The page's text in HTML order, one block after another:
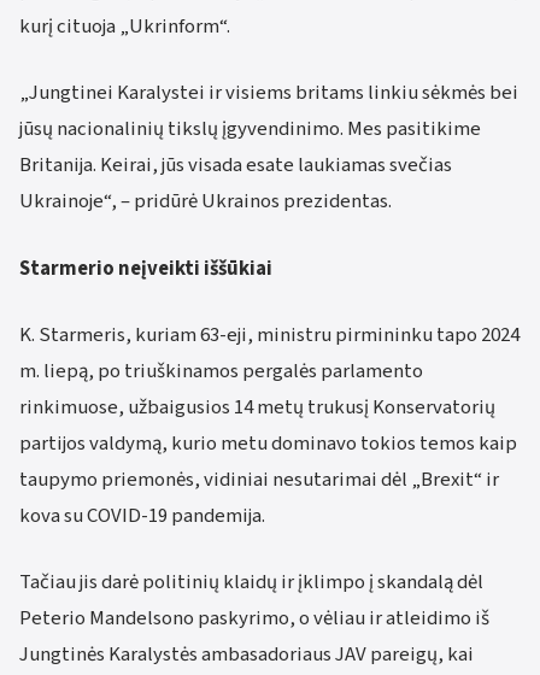
kurį cituoja „Ukrinform“.
„Jungtinei Karalystei ir visiems britams linkiu sėkmės bei
jūsų nacionalinių tikslų įgyvendinimo. Mes pasitikime
Britanija. Keirai, jūs visada esate laukiamas svečias
Ukrainoje“, – pridūrė Ukrainos prezidentas.
Starmerio neįveikti iššūkiai
K. Starmeris, kuriam 63-eji, ministru pirmininku tapo 2024
m. liepą, po triuškinamos pergalės parlamento
rinkimuose, užbaigusios 14 metų trukusį Konservatorių
partijos valdymą, kurio metu dominavo tokios temos kaip
taupymo priemonės, vidiniai nesutarimai dėl „Brexit“ ir
kova su COVID-19 pandemija.
Tačiau jis darė politinių klaidų ir įklimpo į skandalą dėl
Peterio Mandelsono paskyrimo, o vėliau ir atleidimo iš
Jungtinės Karalystės ambasadoriaus JAV pareigų, kai